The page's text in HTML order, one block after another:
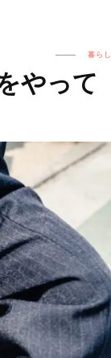
暮らし
やって